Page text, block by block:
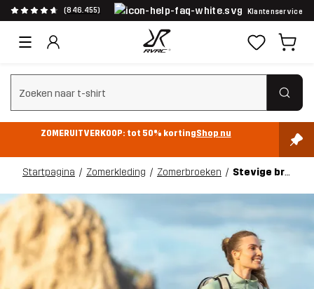
(846.455) Klantenservice
Zoeken wissen
ZOMERUITVERKOOP: tot 50% kortingShop nu
Startpagina Zomerkleding Zomerbroeken Stevige broeken